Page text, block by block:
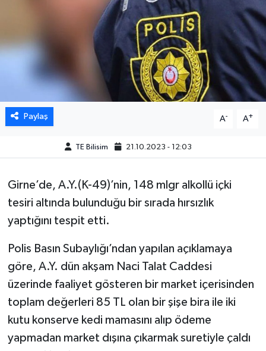
Paylaş A- A+
TE Bilisim 21.10.2023 - 12:03
Girne’de, A.Y.(K-49)’nin, 148 mlgr alkollü içki
tesiri altında bulunduğu bir sırada hırsızlık
yaptığını tespit etti.
Polis Basın Subaylığı’ndan yapılan açıklamaya
göre, A.Y. dün akşam Naci Talat Caddesi
üzerinde faaliyet gösteren bir market içerisinden
toplam değerleri 85 TL olan bir şişe bira ile iki
kutu konserve kedi mamasını alıp ödeme
yapmadan market dışına çıkarmak suretiyle çaldı